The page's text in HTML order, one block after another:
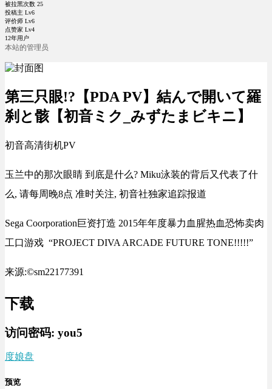
被拉黑次数 25
投稿主 Lv6
评价师 Lv6
点赞家 Lv4
12年用户
本站的管理员
第三只眼!?【PDA PV】結んで開いて羅
刹と骸【初音ミク_みずたまビキニ】
初音高清街机PV
玉兰中的那次眼睛 到底是什么? Miku泳装的背后又代表了什
么, 请每周晚8点 准时关注, 初音社独家追踪报道
Sega Coorporation巨资打造 2015年年度暴力血腥热血恐怖卖肉
工口游戏 “PROJECT DIVA ARCADE FUTURE TONE!!!!!”
来源:©sm22177391
下载
访问密码: you5
度娘盘
预览